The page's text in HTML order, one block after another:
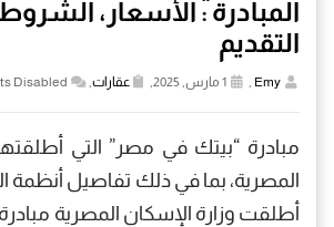
المبادرة : الأسعار،
التقديم
Emy
, عقارات,
Disabled
مبادرة “بيتك في مصر” التي
المصرية، بما في ذلك تفاصيل أنظمة
أطلقت وزارة الإسكان المصرية